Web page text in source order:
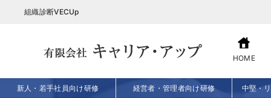
組織診断VECUp
HOME
新人・若手社員向け研修 経営者・管理者向け研修 中堅・